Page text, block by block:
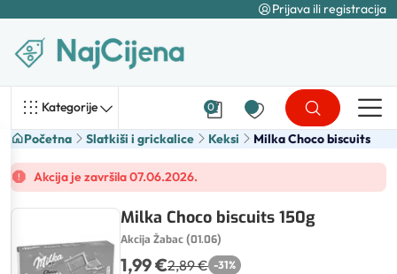
Prijava ili registracija
Kategorije 0
Početna Slatkiši i grickalice Keksi Milka Choco biscuits
Akcija je završila 07.06.2026.
Milka Choco biscuits 150g
Akcija Žabac (01.06)
1,99 €2,89 € -31%